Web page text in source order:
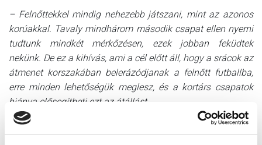
– Felnőttekkel mindig nehezebb játszani, mint az azonos
korúakkal. Tavaly mindhárom második csapat ellen nyerni
tudtunk mindkét mérkőzésen, ezek jobban feküdtek
nekünk. De ez a kihívás, ami a cél előtt áll, hogy a srácok az
átmenet korszakában belerázódjanak a felnőtt futballba,
erre minden lehetőségük meglesz, és a kortárs csapatok
hiánya elősegítheti ezt az átállást.
– A fejlődésen kívül, az ellenfeleket legalább név szerint
ismerve, mi a reális cél a szezon végére?